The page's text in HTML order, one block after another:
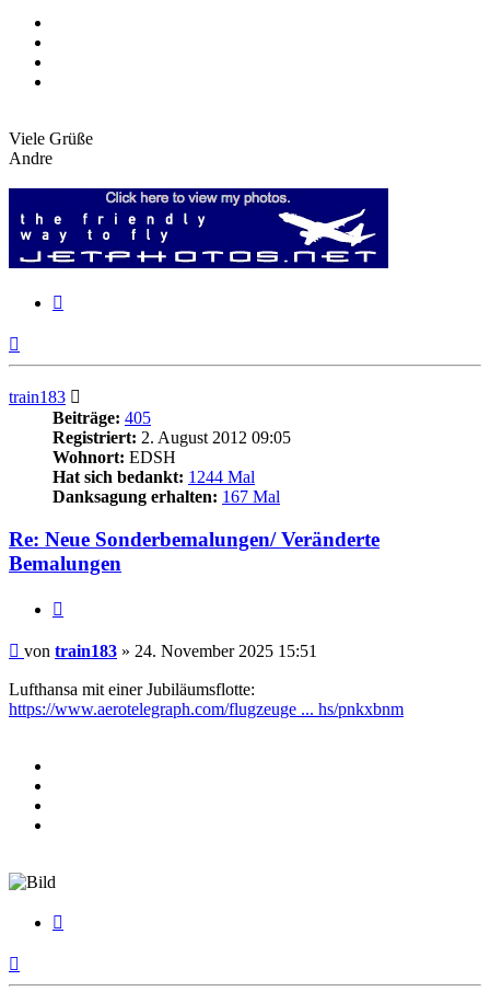
Viele Grüße
Andre
train183
Beiträge: 405
Registriert: 2. August 2012 09:05
Wohnort: EDSH
Hat sich bedankt: 1244 Mal
Danksagung erhalten: 167 Mal
Re: Neue Sonderbemalungen/ Veränderte
Bemalungen
Beitrag
von train183 » 24. November 2025 15:51
Lufthansa mit einer Jubiläumsflotte:
https://www.aerotelegraph.com/flugzeuge ... hs/pnkxbnm